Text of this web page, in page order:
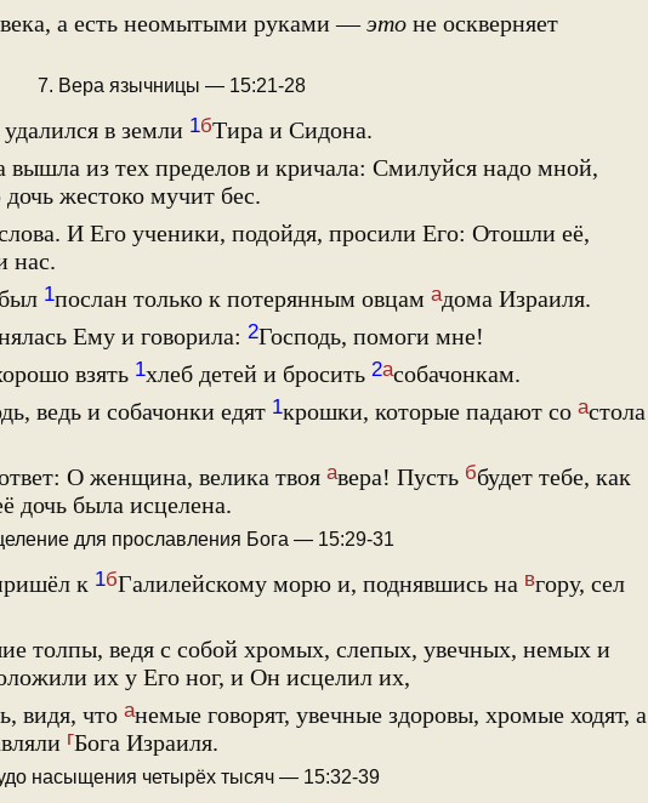
а есть неомытыми руками —это не оскверняет
7. Вера язычницы — 15:21-28
в земли 1бТира и Сидона.
вышла из тех пределов и кричала: Смилуйся надо мной,
жестоко мучит бес.
И Его ученики, подойдя, просили Его: Отошли её,
нас.
1послан только к потерянным овцам адома Израиля.
Ему и говорила: 2Господь, помоги мне!
взять 1хлеб детей и бросить 2асобачонкам.
ведь и собачонки едят 1крошки, которые падают со астола
О женщина, велика твоя авера! Пусть ббудет тебе, как
дочь была исцелена.
для прославления Бога — 15:29-31
к 1бГалилейскому морю и, поднявшись на вгору, сел
толпы, ведя с собой хромых, слепых, увечных, немых и
их у Его ног, и Он исцелил их,
видя, что анемые говорят, увечные здоровы, хромые ходят, а
гБога Израиля.
насыщения четырёх тысяч — 15:32-39